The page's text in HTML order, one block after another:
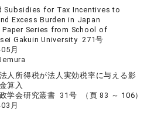
Subsidies for Tax Incentives to
Excess Burden in Japan
Series from School of
Gakuin University 271号
月
人所得税が法人実効税率に与える影
算入
学会研究叢書 31号 （頁 83 ～ 106）
月